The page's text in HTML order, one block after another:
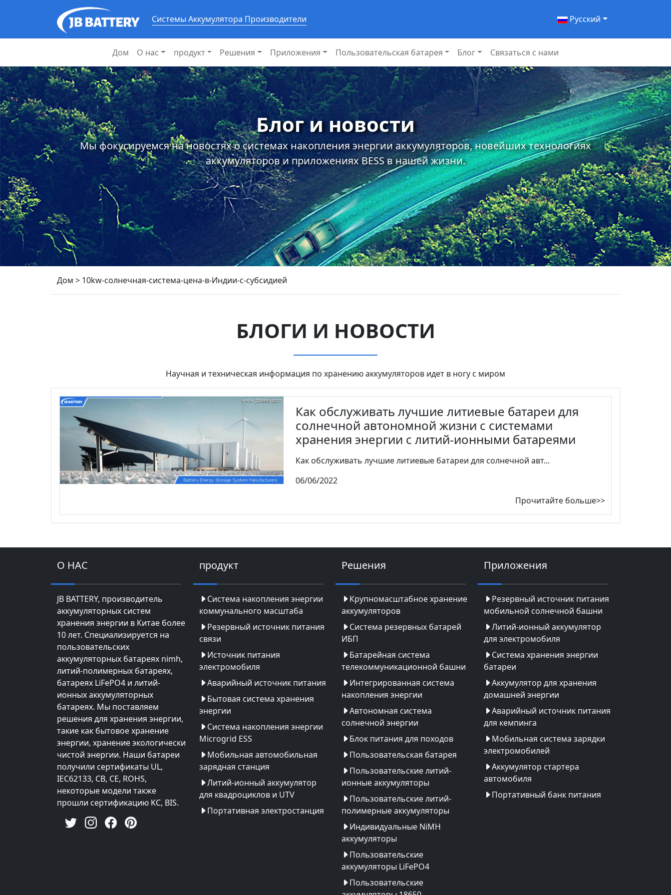
Системы Аккумулятора Производители Pусский
Дом О нас продукт Решения Приложения Пользовательская батарея Блог Связаться с нами
Блог и новости
Мы фокусируемся на новостях о системах накопления энергии аккумуляторов, новейших технологиях
аккумуляторов и приложениях BESS в нашей жизни.
Дом > 10kw-солнечная-система-цена-в-Индии-с-субсидией
БЛОГИ И НОВОСТИ
Научная и техническая информация по хранению аккумуляторов идет в ногу с миром
Как обслуживать лучшие литиевые батареи для
солнечной автономной жизни с системами
хранения энергии с литий-ионными батареями
Как обслуживать лучшие литиевые батареи для солнечной авт...
06/06/2022
Прочитайте больше>>
О НАС
JB BATTERY, производитель
аккумуляторных систем
хранения энергии в Китае более
10 лет. Специализируется на
пользовательских
аккумуляторных батареях nimh,
литий-полимерных батареях,
батареях LiFePO4 и литий-
ионных аккумуляторных
батареях. Мы поставляем
решения для хранения энергии,
такие как бытовое хранение
энергии, хранение экологически
чистой энергии. Наши батареи
получили сертификаты UL,
IEC62133, CB, CE, ROHS,
некоторые модели также
прошли сертификацию KC, BIS.
продукт
Система накопления энергии
коммунального масштаба
Резервный источник питания
связи
Источник питания
электромобиля
Аварийный источник питания
Бытовая система хранения
энергии
Система накопления энергии
Microgrid ESS
Мобильная автомобильная
зарядная станция
Литий-ионный аккумулятор
для квадроциклов и UTV
Портативная электростанция
Решения
Крупномасштабное хранение
аккумуляторов
Система резервных батарей
ИБП
Батарейная система
телекоммуникационной башни
Интегрированная система
накопления энергии
Автономная система
солнечной энергии
Блок питания для походов
Пользовательская батарея
Пользовательские литий-
ионные аккумуляторы
Пользовательские литий-
полимерные аккумуляторы
Индивидуальные NiMH
аккумуляторы
Пользовательские
аккумуляторы LiFePO4
Пользовательские
Приложения
Резервный источник питания
мобильной солнечной башни
Литий-ионный аккумулятор
для электромобиля
Система хранения энергии
батареи
Аккумулятор для хранения
домашней энергии
Аварийный источник питания
для кемпинга
Мобильная система зарядки
электромобилей
Аккумулятор стартера
автомобиля
Портативный банк питания